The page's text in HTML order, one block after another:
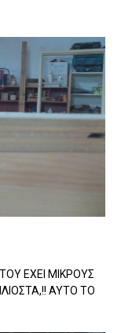
ΕΧΕΙ ΜΙΚΡΟΥΣ
ΑΥΤΟ ΤΟ